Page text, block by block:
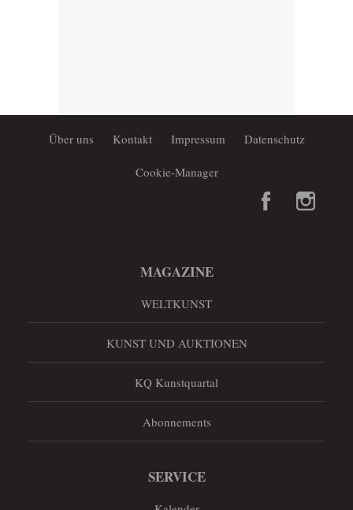
Über uns Kontakt Impressum Datenschutz
Cookie-Manager
MAGAZINE
WELTKUNST
KUNST UND AUKTIONEN
KQ Kunstquartal
Abonnements
SERVICE